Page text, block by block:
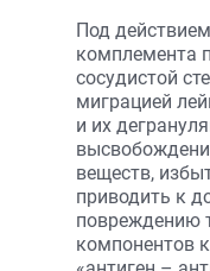
Под
комплемента
сосудистой
миграцией
и их
веществ,
приводить к
повреждению
компонентов